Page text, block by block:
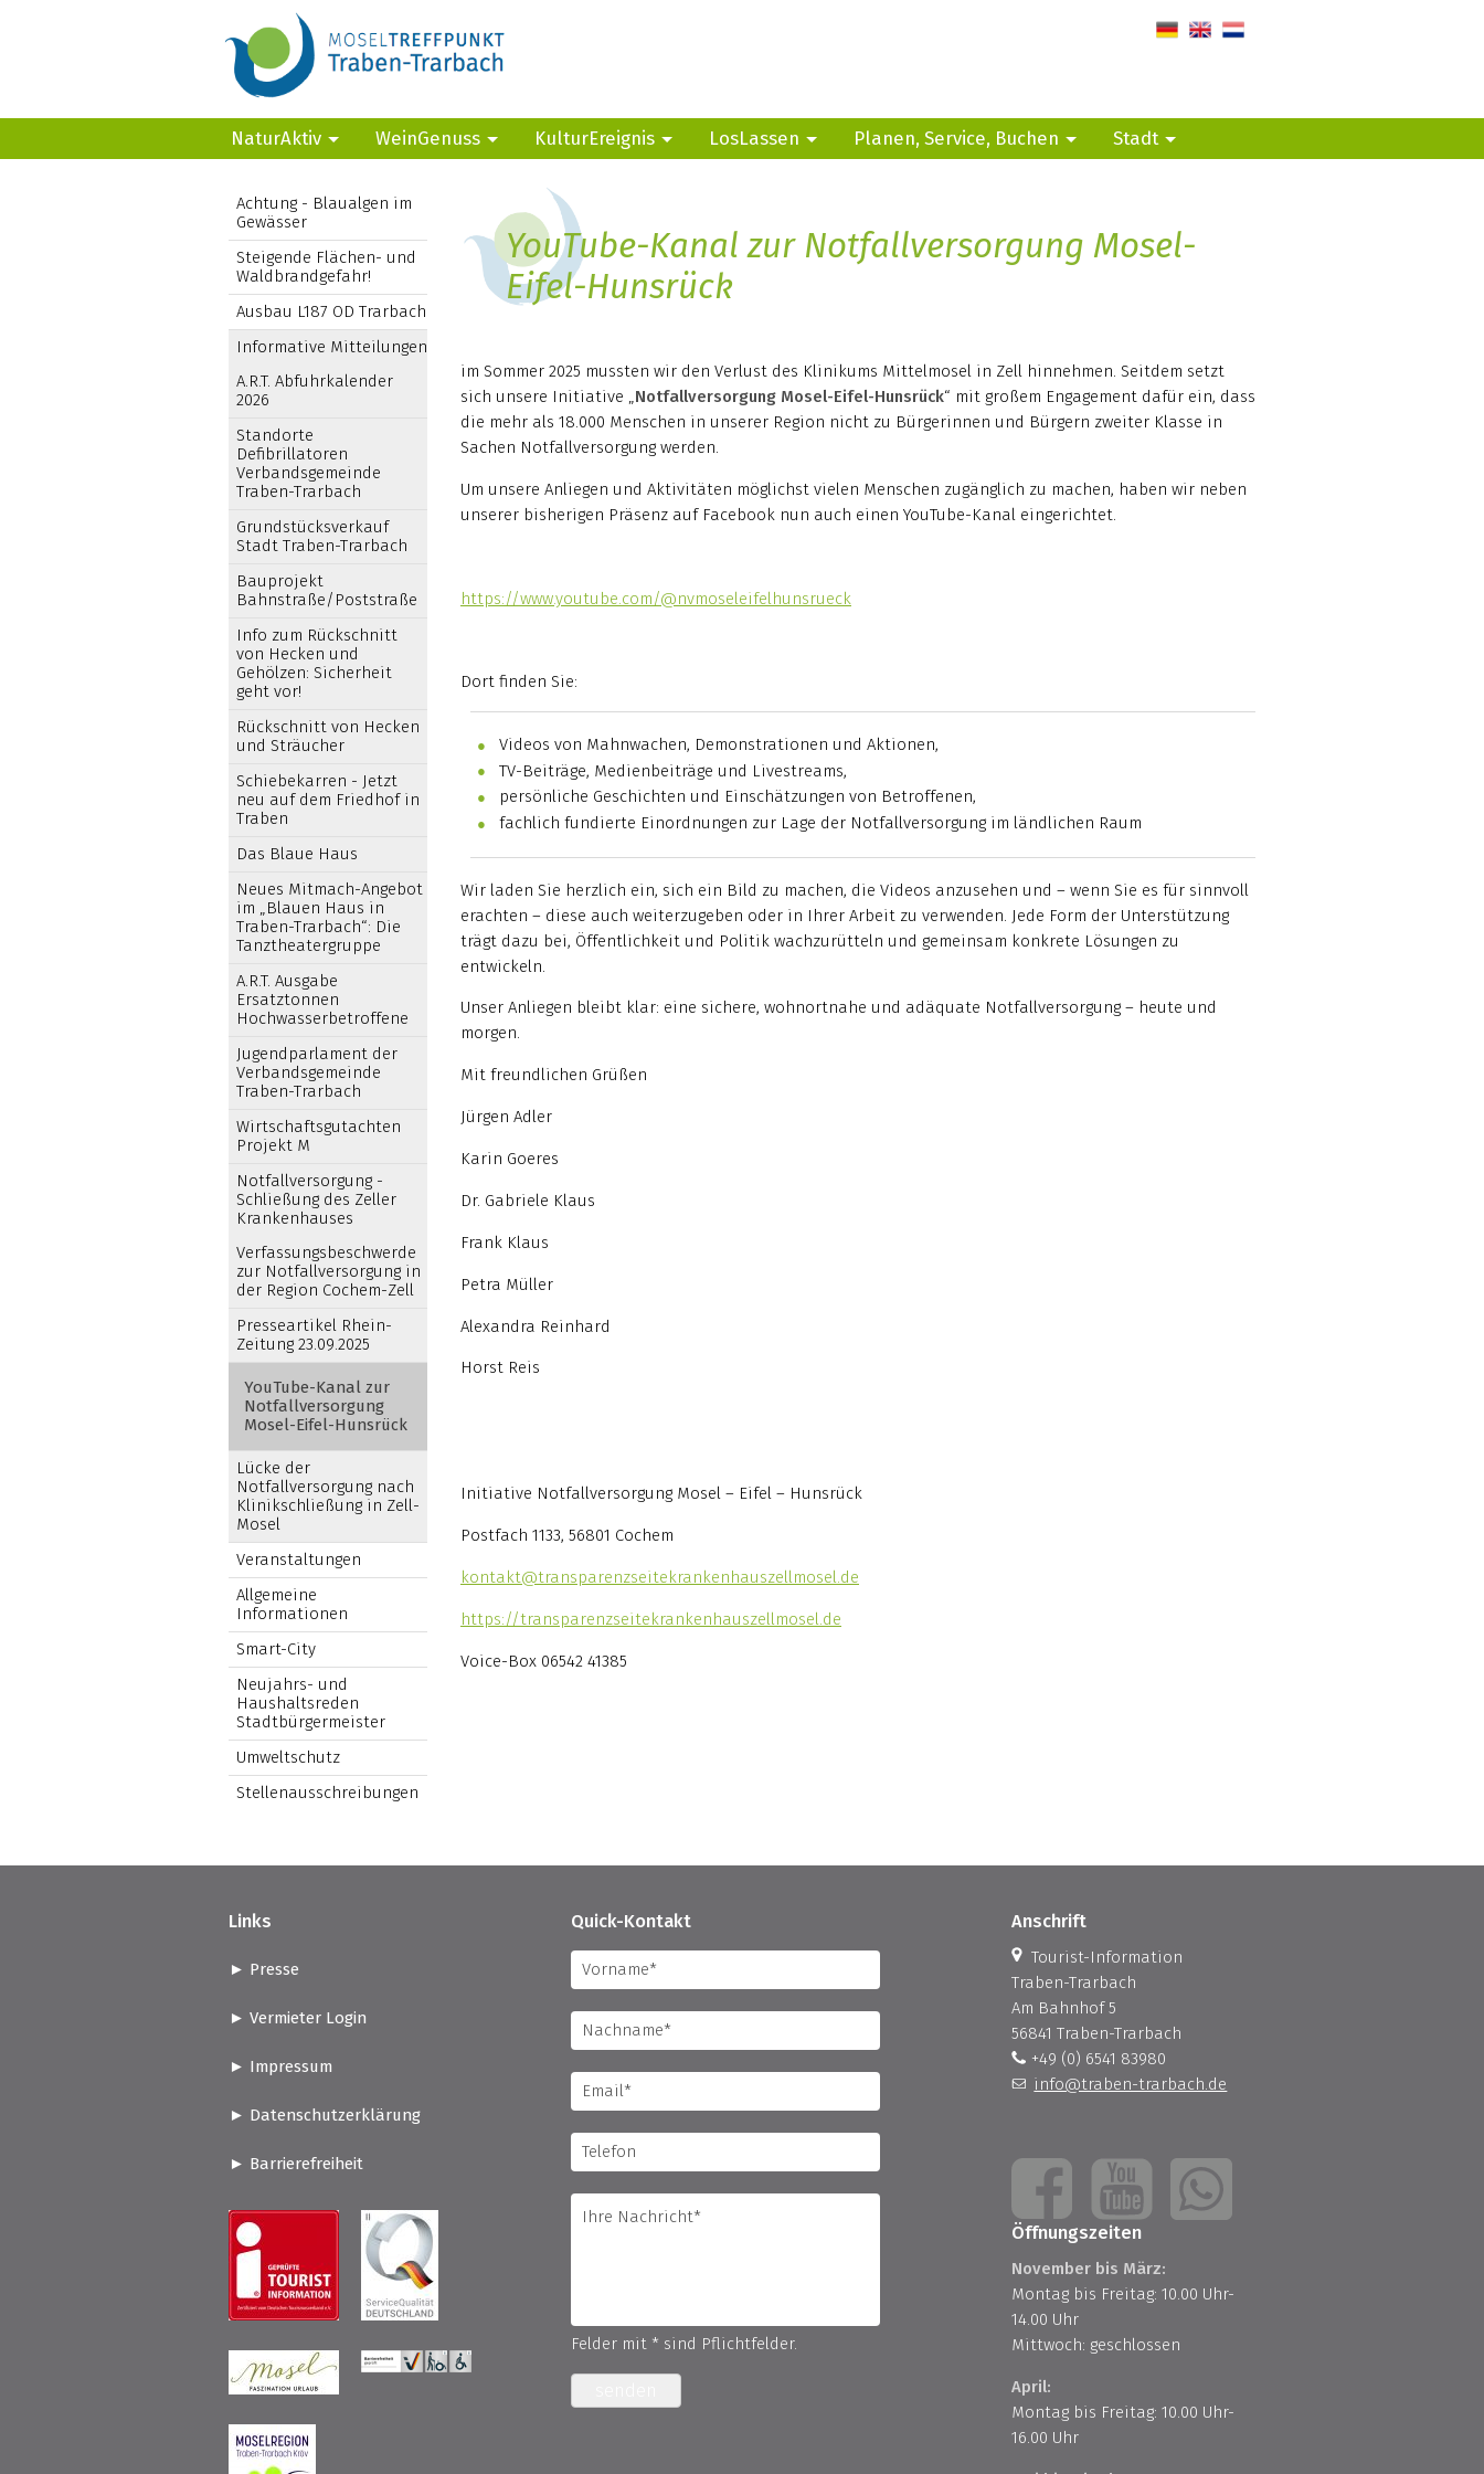
de en nl
NaturAktiv WeinGenuss KulturEreignis LosLassen Planen, Service, Buchen Stadt
YouTube-Kanal zur Notfallversorgung Mosel-
Eifel-Hunsrück
im Sommer 2025 mussten wir den Verlust des Klinikums Mittelmosel in Zell hinnehmen. Seitdem setzt
sich unsere Initiative „Notfallversorgung Mosel-Eifel-Hunsrück“ mit großem Engagement dafür ein, dass
die mehr als 18.000 Menschen in unserer Region nicht zu Bürgerinnen und Bürgern zweiter Klasse in
Sachen Notfallversorgung werden.
Um unsere Anliegen und Aktivitäten möglichst vielen Menschen zugänglich zu machen, haben wir neben
unserer bisherigen Präsenz auf Facebook nun auch einen YouTube-Kanal eingerichtet.
https://www.youtube.com/@nvmoseleifelhunsrueck
Dort finden Sie:
Videos von Mahnwachen, Demonstrationen und Aktionen,
TV-Beiträge, Medienbeiträge und Livestreams,
persönliche Geschichten und Einschätzungen von Betroffenen,
fachlich fundierte Einordnungen zur Lage der Notfallversorgung im ländlichen Raum
Wir laden Sie herzlich ein, sich ein Bild zu machen, die Videos anzusehen und – wenn Sie es für sinnvoll
erachten – diese auch weiterzugeben oder in Ihrer Arbeit zu verwenden. Jede Form der Unterstützung
trägt dazu bei, Öffentlichkeit und Politik wachzurütteln und gemeinsam konkrete Lösungen zu
entwickeln.
Unser Anliegen bleibt klar: eine sichere, wohnortnahe und adäquate Notfallversorgung – heute und
morgen.
Mit freundlichen Grüßen
Jürgen Adler
Karin Goeres
Dr. Gabriele Klaus
Frank Klaus
Petra Müller
Alexandra Reinhard
Horst Reis
Initiative Notfallversorgung Mosel – Eifel – Hunsrück
Postfach 1133, 56801 Cochem
kontakt@transparenzseitekrankenhauszellmosel.de
https://transparenzseitekrankenhauszellmosel.de
Voice-Box 06542 41385
Achtung - Blaualgen im
Gewässer
Steigende Flächen- und
Waldbrandgefahr!
Ausbau L187 OD Trarbach
Informative Mitteilungen
A.R.T. Abfuhrkalender
2026
Standorte
Defibrillatoren
Verbandsgemeinde
Traben-Trarbach
Grundstücksverkauf
Stadt Traben-Trarbach
Bauprojekt
Bahnstraße/Poststraße
Info zum Rückschnitt
von Hecken und
Gehölzen: Sicherheit
geht vor!
Rückschnitt von Hecken
und Sträucher
Schiebekarren - Jetzt
neu auf dem Friedhof in
Traben
Das Blaue Haus
Neues Mitmach-Angebot
im „Blauen Haus in
Traben-Trarbach“: Die
Tanztheatergruppe
A.R.T. Ausgabe
Ersatztonnen
Hochwasserbetroffene
Jugendparlament der
Verbandsgemeinde
Traben-Trarbach
Wirtschaftsgutachten
Projekt M
Notfallversorgung -
Schließung des Zeller
Krankenhauses
Verfassungsbeschwerde
zur Notfallversorgung in
der Region Cochem-Zell
Presseartikel Rhein-
Zeitung 23.09.2025
YouTube-Kanal zur
Notfallversorgung
Mosel-Eifel-Hunsrück
Lücke der
Notfallversorgung nach
Klinikschließung in Zell-
Mosel
Veranstaltungen
Allgemeine
Informationen
Smart-City
Neujahrs- und
Haushaltsreden
Stadtbürgermeister
Umweltschutz
Stellenausschreibungen
Links
Presse
Vermieter Login
Impressum
Datenschutzerklärung
Barrierefreiheit
Quick-Kontakt
Felder mit * sind Pflichtfelder.
Anschrift
Tourist-Information
Traben-Trarbach
Am Bahnhof 5
56841 Traben-Trarbach
+49 (0) 6541 83980
info@traben-trarbach.de
Öffnungszeiten
November bis März:
Montag bis Freitag: 10.00 Uhr-
14.00 Uhr
Mittwoch: geschlossen
April:
Montag bis Freitag: 10.00 Uhr-
16.00 Uhr